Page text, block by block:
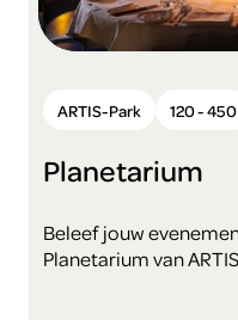
Planetarium
ARTIS-Park 120 - 450
Beleef jouw
Planetarium van